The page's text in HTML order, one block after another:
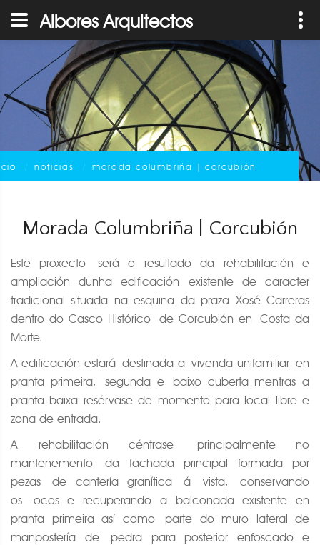
Albores Arquitectos
noticias morada columbriña | corcubión
Morada Columbriña | Corcubión
Este proxecto
será o resultado da rehabilitación e
ampliación dunha edificación existente de caracter
tradicional situada na esquina da praza Xosé Carreras
dentro do Casco Histórico de Corcubión en Costa da
Morte.
A edificación estará destinada a vivenda unifamiliar en
pranta primeira, segunda e baixo cuberta mentras a
pranta baixa resérvase de momento para local libre e
zona de entrada.
A rehabilitación céntrase principalmente no
mantenemento da fachada principal formada por
pezas de cantería granítica á vista, conservando
os ocos e recuperando a balconada existente en
pranta primeira así como parte do muro lateral de
manpostería de pedra para posterior enfoscado e